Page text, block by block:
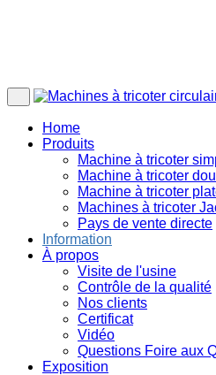
Home
Produits
Machine à tricoter
Machine à tricoter
Machine à tricoter
Machines à tricoter
Pays de vente directe
Information
À propos
Visite de l'usine
Contrôle de la qualité
Nos clients
Certificat
Vidéo
Questions Foire aux
Exposition